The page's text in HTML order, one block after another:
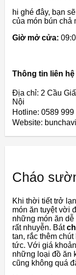
hi ghé đây, bạn
của món bún chả
Giờ mở cửa:
Thông tin liên hệ
Địa chỉ: 2 Cầu
Nội
Hotline: 0589 999
Website:
Cháo
Khi thời tiết trở
món ăn tuyệt vời
những món ăn
rất nhuyễn. Bát
tan, rắc thêm
tức. Với giá
những loại đồ ăn
cũng không quá